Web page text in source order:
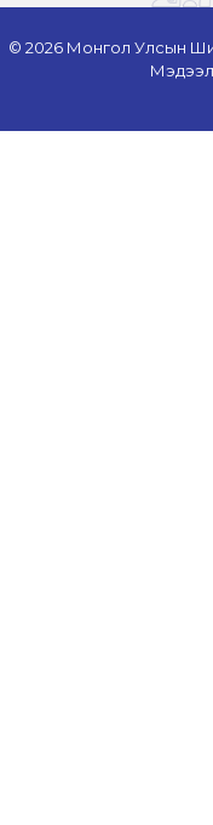
© 2026 Монгол Улсын